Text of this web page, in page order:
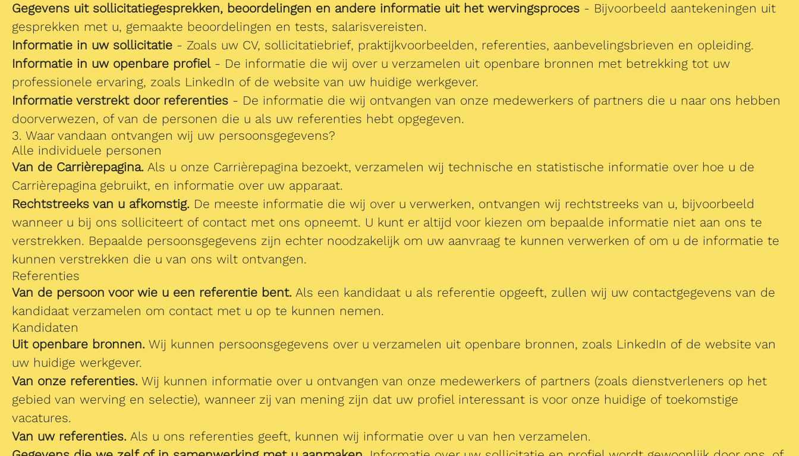
Gegevens uit sollicitatiegesprekken, beoordelingen en andere informatie uit het wervingsproces - Bijvoorbeeld aantekeningen uit
gesprekken met u, gemaakte beoordelingen en tests, salarisvereisten.
Informatie in uw sollicitatie - Zoals uw CV, sollicitatiebrief, praktijkvoorbeelden, referenties, aanbevelingsbrieven en opleiding.
Informatie in uw openbare profiel- De informatie die wij over u verzamelen uit openbare bronnen met betrekking tot uw
professionele ervaring, zoals LinkedIn of de website van uw huidige werkgever.
Informatie verstrekt door referenties - De informatie die wij ontvangen van onze medewerkers of partners die u naar ons hebben
doorverwezen, of van de personen die u als uw referenties hebt opgegeven.
3. Waar vandaan ontvangen wij uw persoonsgegevens?
Alle individuele personen
Van de Carrièrepagina. Als u onze Carrièrepagina bezoekt, verzamelen wij technische en statistische informatie over hoe u de
Carrièrepagina gebruikt, en informatie over uw apparaat.
Rechtstreeks van u afkomstig. De meeste informatie die wij over u verwerken, ontvangen wij rechtstreeks van u, bijvoorbeeld
wanneer u bij ons solliciteert of contact met ons opneemt. U kunt er altijd voor kiezen om bepaalde informatie niet aan ons te
verstrekken. Bepaalde persoonsgegevens zijn echter noodzakelijk om uw aanvraag te kunnen verwerken of om u de informatie te
kunnen verstrekken die u van ons wilt ontvangen.
Referenties
Van de persoon voor wie u een referentie bent. Als een kandidaat u als referentie opgeeft, zullen wij uw contactgegevens van de
kandidaat verzamelen om contact met u op te kunnen nemen.
Kandidaten
Uit openbare bronnen. Wij kunnen persoonsgegevens over u verzamelen uit openbare bronnen, zoals LinkedIn of de website van
uw huidige werkgever.
Van onze referenties. Wij kunnen informatie over u ontvangen van onze medewerkers of partners (zoals dienstverleners op het
gebied van werving en selectie), wanneer zij van mening zijn dat uw profiel interessant is voor onze huidige of toekomstige
vacatures.
Van uw referenties. Als u ons referenties geeft, kunnen wij informatie over u van hen verzamelen.